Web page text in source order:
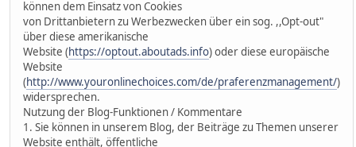
können dem Einsatz von Cookies
von Drittanbietern zu Werbezwecken über ein sog. ,,Opt-out"
über diese amerikanische
Website (https://optout.aboutads.info) oder diese europäische
Website
(http://www.youronlinechoices.com/de/praferenzmanagement/)
widersprechen.
Nutzung der Blog-Funktionen / Kommentare
1. Sie können in unserem Blog, der Beiträge zu Themen unserer
Website enthält, öffentliche